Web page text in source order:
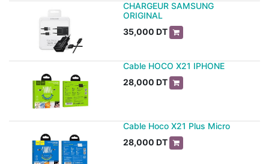
CHARGEUR SAMSUNG
ORIGINAL
35,000 DT
Cable HOCO X21 IPHONE
28,000 DT
Cable Hoco X21 Plus Micro
28,000 DT